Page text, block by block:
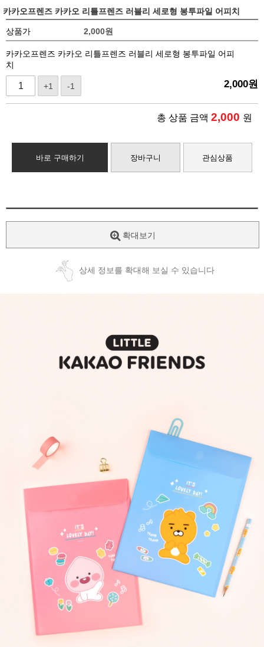
카카오프렌즈 카카오 리틀프렌즈 러블리 세로형 봉투파일 어피치
상품가 2,000원
카카오프렌즈 카카오 리틀프렌즈 러블리 세로형 봉투파일 어피
치
+1 -1 2,000원
총 상품 금액 2,000 원
바로 구매하기 장바구니 관심상품
확대보기
상세 정보를 확대해 보실 수 있습니다